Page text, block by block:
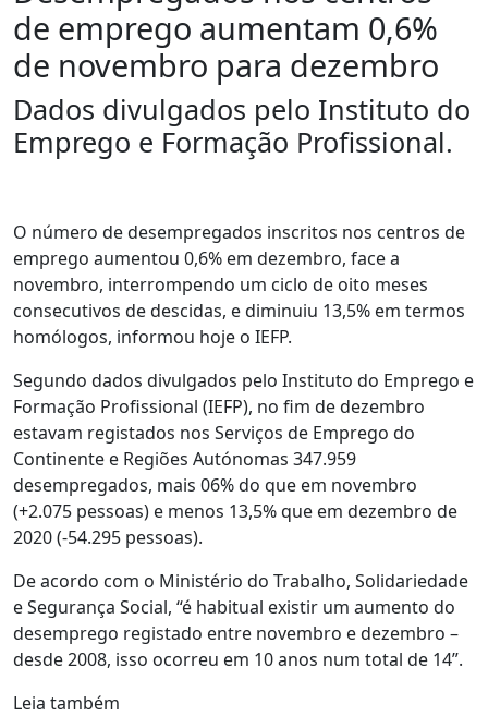
de emprego aumentam 0,6%
de novembro para dezembro
Dados divulgados pelo Instituto do
Emprego e Formação Profissional.
O número de desempregados inscritos nos centros de
emprego aumentou 0,6% em dezembro, face a
novembro, interrompendo um ciclo de oito meses
consecutivos de descidas, e diminuiu 13,5% em termos
homólogos, informou hoje o IEFP.
Segundo dados divulgados pelo Instituto do Emprego e
Formação Profissional (IEFP), no fim de dezembro
estavam registados nos Serviços de Emprego do
Continente e Regiões Autónomas 347.959
desempregados, mais 06% do que em novembro
(+2.075 pessoas) e menos 13,5% que em dezembro de
2020 (-54.295 pessoas).
De acordo com o Ministério do Trabalho, Solidariedade
e Segurança Social, “é habitual existir um aumento do
desemprego registado entre novembro e dezembro –
desde 2008, isso ocorreu em 10 anos num total de 14”.
Leia também